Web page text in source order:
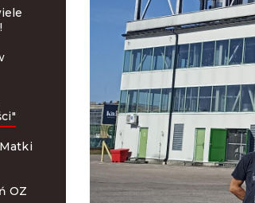
OZ